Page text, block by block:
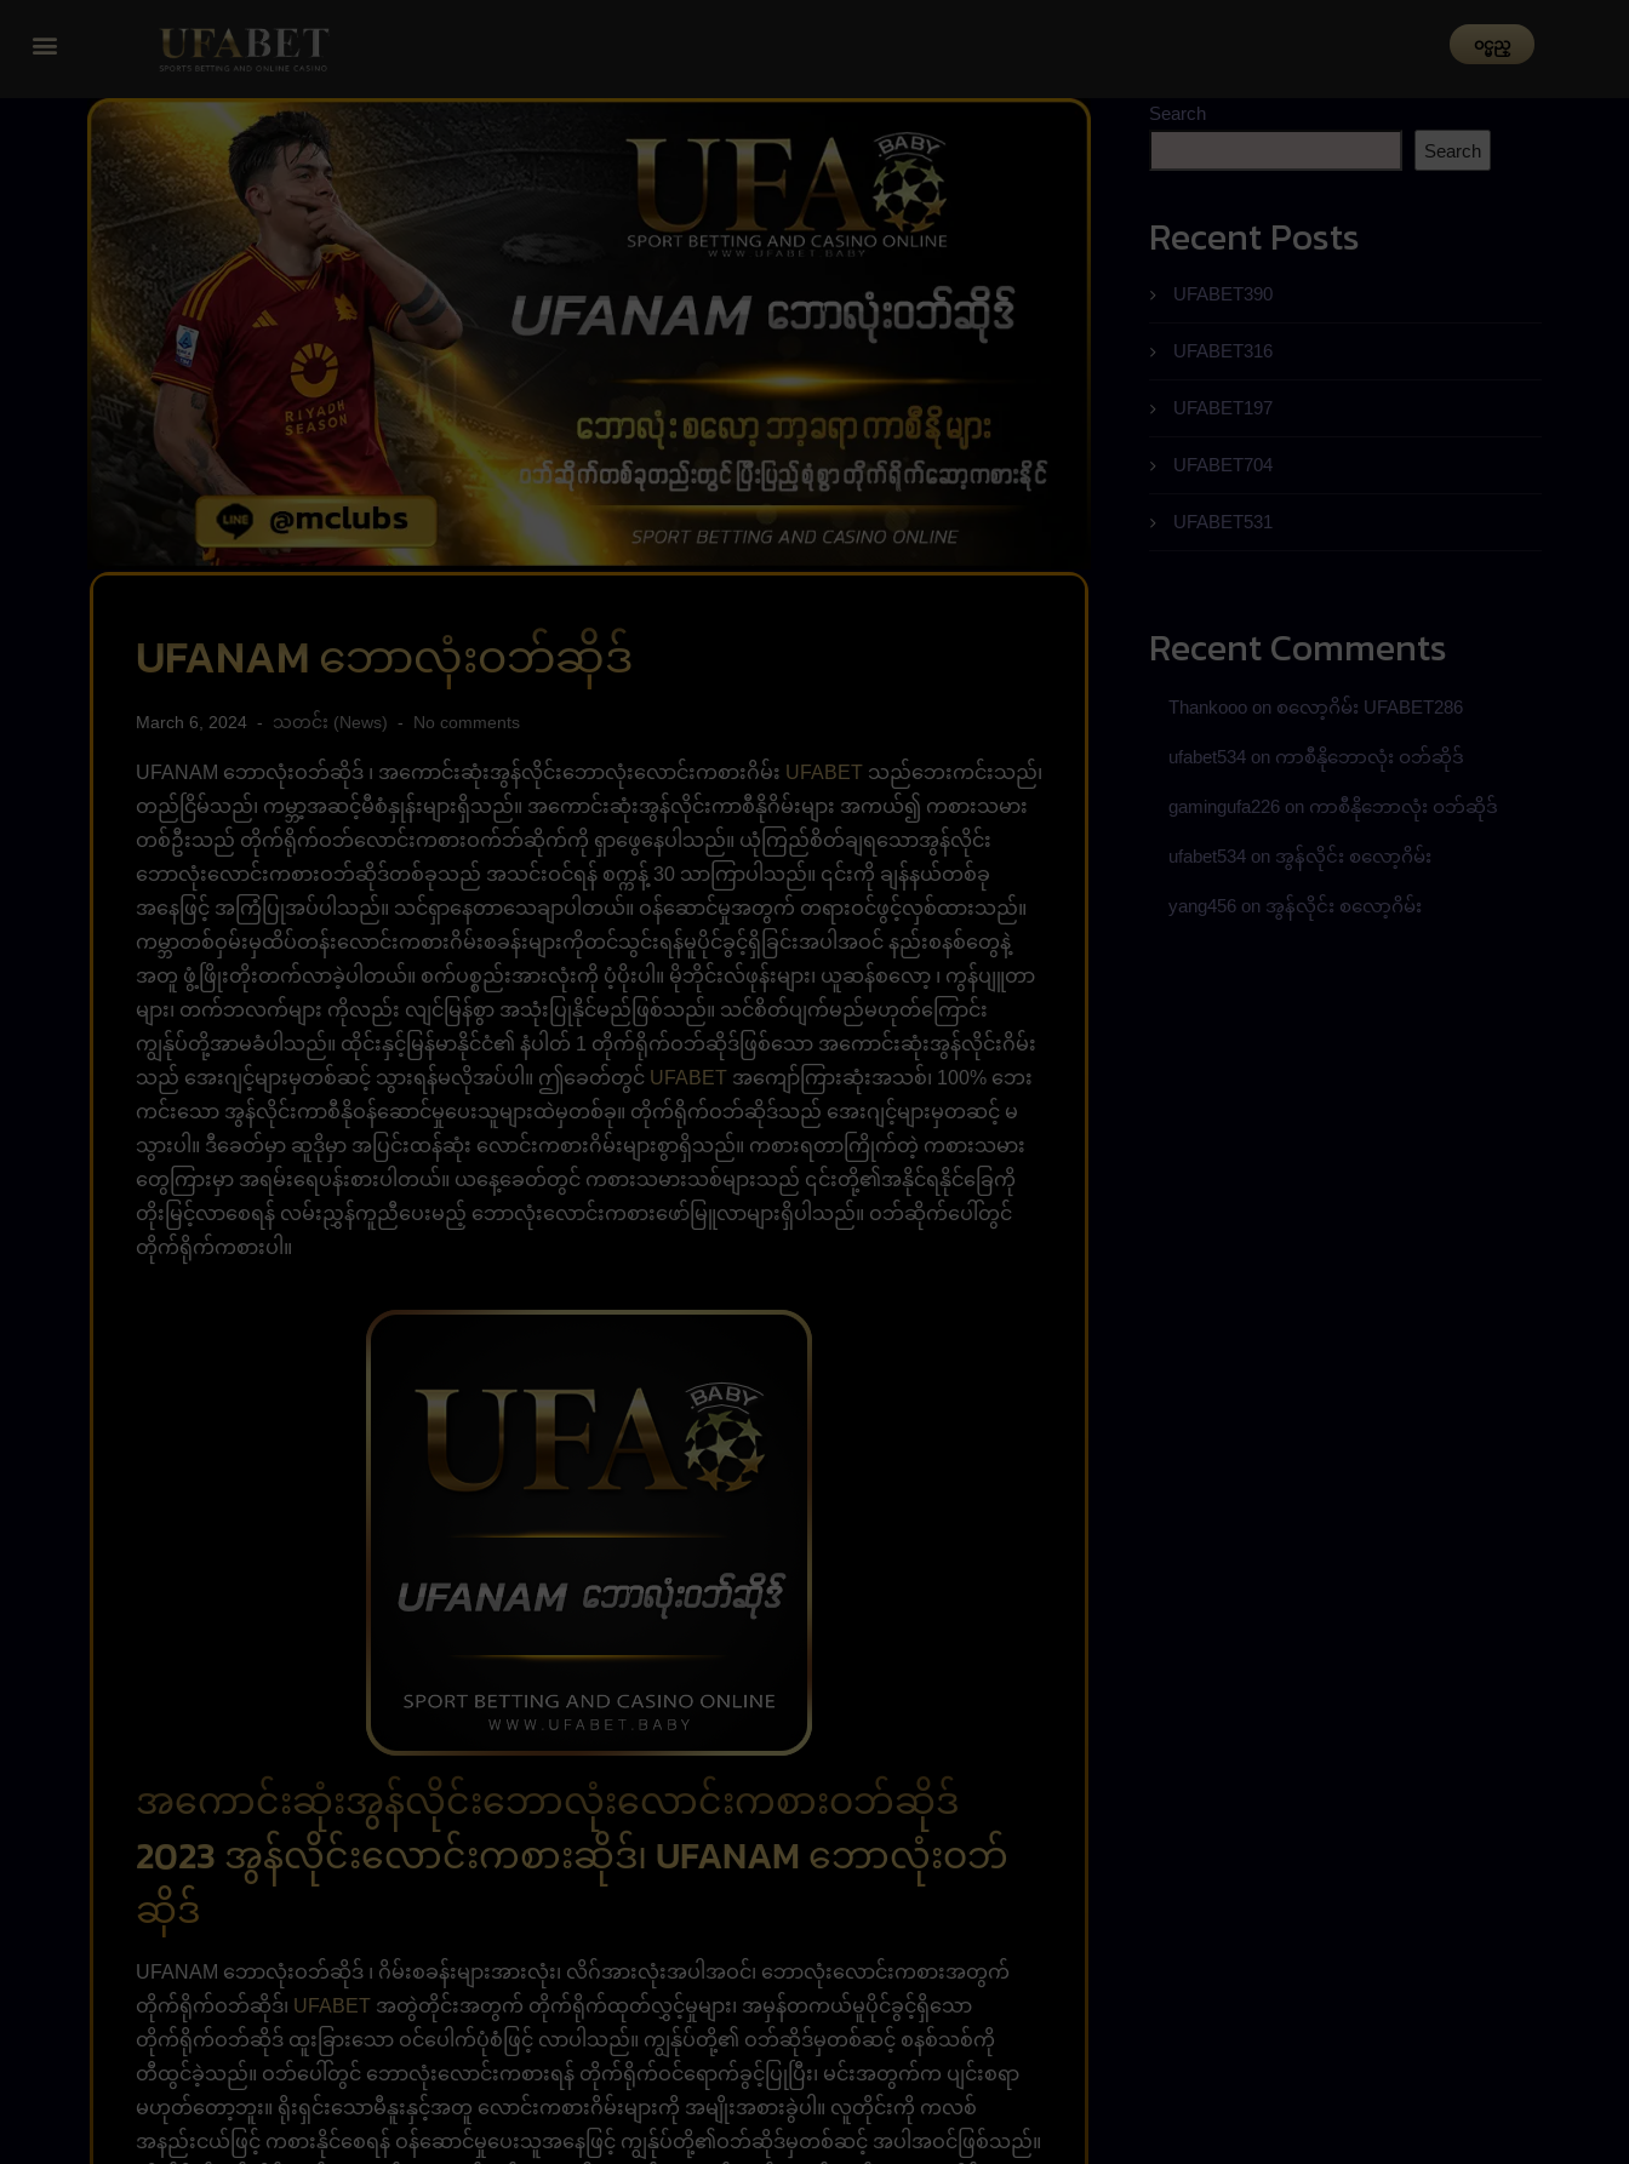
၀င္မည္
UFANAM ဘောလုံးဝဘ်ဆိုဒ်
March 6, 2024 သတင်း (News) No comments
UFANAM ဘောလုံးဝဘ်ဆိုဒ် ၊ အကောင်းဆုံးအွန်လိုင်းဘောလုံးလောင်းကစားဂိမ်း UFABET သည်ဘေးကင်းသည်၊
တည်ငြိမ်သည်၊ ကမ္ဘာ့အဆင့်မီစံနှုန်းများရှိသည်။ အကောင်းဆုံးအွန်လိုင်းကာစီနိုဂိမ်းများ အကယ်၍ ကစားသမား
တစ်ဦးသည် တိုက်ရိုက်ဝဘ်လောင်းကစားဝက်ဘ်ဆိုက်ကို ရှာဖွေနေပါသည်။ ယုံကြည်စိတ်ချရသောအွန်လိုင်း
ဘောလုံးလောင်းကစားဝဘ်ဆိုဒ်တစ်ခုသည် အသင်းဝင်ရန် စက္ကန့် 30 သာကြာပါသည်။ ၎င်းကို ချန်နယ်တစ်ခု
အနေဖြင့် အကြံပြုအပ်ပါသည်။ သင်ရှာနေတာသေချာပါတယ်။ ဝန်ဆောင်မှုအတွက် တရားဝင်ဖွင့်လှစ်ထားသည်။
ကမ္ဘာတစ်ဝှမ်းမှထိပ်တန်းလောင်းကစားဂိမ်းစခန်းများကိုတင်သွင်းရန်မူပိုင်ခွင့်ရှိခြင်းအပါအဝင် နည်းစနစ်တွေနဲ့
အတူ ဖွံ့ဖြိုးတိုးတက်လာခဲ့ပါတယ်။ စက်ပစ္စည်းအားလုံးကို ပံ့ပိုးပါ။ မိုဘိုင်းလ်ဖုန်းများ၊ ယူဆန်စလော့ ၊ ကွန်ပျူတာ
များ၊ တက်ဘလက်များ ကိုလည်း လျင်မြန်စွာ အသုံးပြုနိုင်မည်ဖြစ်သည်။ သင်စိတ်ပျက်မည်မဟုတ်ကြောင်း
ကျွန်ုပ်တို့အာမခံပါသည်။ ထိုင်းနှင့်မြန်မာနိုင်ငံ၏ နံပါတ် 1 တိုက်ရိုက်ဝဘ်ဆိုဒ်ဖြစ်သော အကောင်းဆုံးအွန်လိုင်းဂိမ်း
သည် အေးဂျင့်များမှတစ်ဆင့် သွားရန်မလိုအပ်ပါ။ ဤခေတ်တွင် UFABET အကျော်ကြားဆုံးအသစ်၊ 100% ဘေး
ကင်းသော အွန်လိုင်းကာစီနိုဝန်ဆောင်မှုပေးသူများထဲမှတစ်ခု။ တိုက်ရိုက်ဝဘ်ဆိုဒ်သည် အေးဂျင့်များမှတဆင့် မ
သွားပါ။ ဒီခေတ်မှာ ဆူဒိုမှာ အပြင်းထန်ဆုံး လောင်းကစားဂိမ်းများစွာရှိသည်။ ကစားရတာကြိုက်တဲ့ ကစားသမား
တွေကြားမှာ အရမ်းရေပန်းစားပါတယ်။ ယနေ့ခေတ်တွင် ကစားသမားသစ်များသည် ၎င်းတို့၏အနိုင်ရနိုင်ခြေကို
တိုးမြင့်လာစေရန် လမ်းညွှန်ကူညီပေးမည့် ဘောလုံးလောင်းကစားဖော်မြူလာများရှိပါသည်။ ဝဘ်ဆိုက်ပေါ်တွင်
တိုက်ရိုက်ကစားပါ။
အကောင်းဆုံးအွန်လိုင်းဘောလုံးလောင်းကစားဝဘ်ဆိုဒ်
2023 အွန်လိုင်းလောင်းကစားဆိုဒ်၊ UFANAM ဘောလုံးဝဘ်
ဆိုဒ်
UFANAM ဘောလုံးဝဘ်ဆိုဒ် ၊ ဂိမ်းစခန်းများအားလုံး၊ လိဂ်အားလုံးအပါအဝင်၊ ဘောလုံးလောင်းကစားအတွက်
တိုက်ရိုက်ဝဘ်ဆိုဒ်၊ UFABET အတွဲတိုင်းအတွက် တိုက်ရိုက်ထုတ်လွှင့်မှုများ၊ အမှန်တကယ်မူပိုင်ခွင့်ရှိသော
တိုက်ရိုက်ဝဘ်ဆိုဒ် ထူးခြားသော ဝင်ပေါက်ပုံစံဖြင့် လာပါသည်။ ကျွန်ုပ်တို့၏ ဝဘ်ဆိုဒ်မှတစ်ဆင့် စနစ်သစ်ကို
တီထွင်ခဲ့သည်။ ဝဘ်ပေါ်တွင် ဘောလုံးလောင်းကစားရန် တိုက်ရိုက်ဝင်ရောက်ခွင့်ပြုပြီး၊ မင်းအတွက်က ပျင်းစရာ
မဟုတ်တော့ဘူး။ ရိုးရှင်းသောမီနူးနှင့်အတူ လောင်းကစားဂိမ်းများကို အမျိုးအစားခွဲပါ။ လူတိုင်းကို ကလစ်
အနည်းငယ်ဖြင့် ကစားနိုင်စေရန် ဝန်ဆောင်မှုပေးသူအနေဖြင့် ကျွန်ုပ်တို့၏ဝဘ်ဆိုဒ်မှတစ်ဆင့် အပါအဝင်ဖြစ်သည်။
Search
Search
Recent Posts
UFABET390
UFABET316
UFABET197
UFABET704
UFABET531
Recent Comments
Thankooo on စလော့ဂိမ်း UFABET286
ufabet534 on ကာစီနိုဘောလုံး ဝဘ်ဆိုဒ်
gamingufa226 on ကာစီနိုဘောလုံး ဝဘ်ဆိုဒ်
ufabet534 on အွန်လိုင်း စလော့ဂိမ်း
yang456 on အွန်လိုင်း စလော့ဂိမ်း